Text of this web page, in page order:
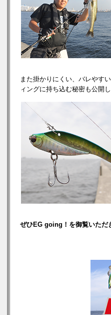
また掛かりにくい、バレやす
ィングに持ち込む秘密も公開
ぜひEG going！を御覧いただ